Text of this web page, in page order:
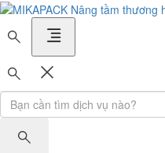
MIKAPACK Nâng tầm thương hiệu